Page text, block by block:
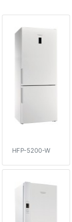
HFP-5200-W